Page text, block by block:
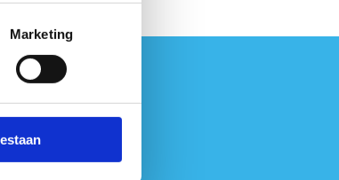
Marketing
een korting als ze bij ons willen